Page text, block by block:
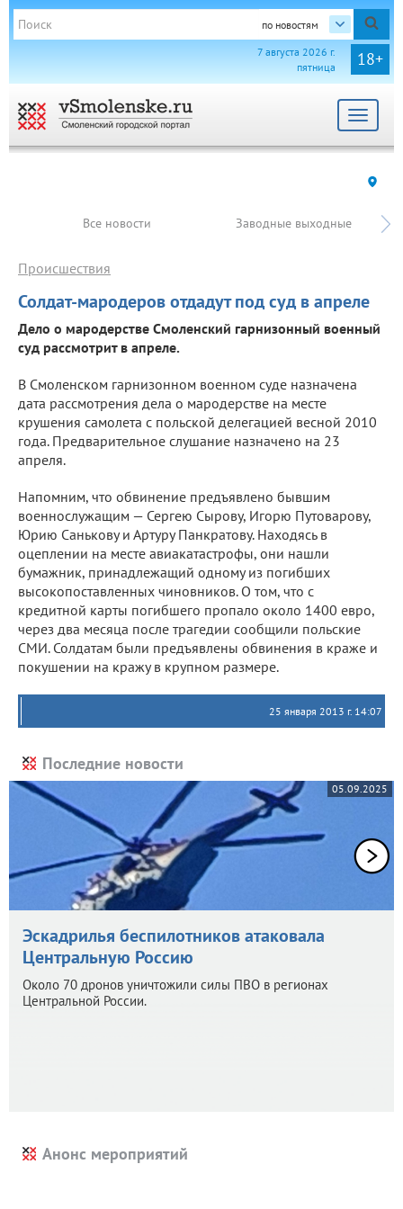
по новостям
18+
7 августа 2026 г.
пятница
Toggle
Все новости Заводные выходные
Солдат-мародеров отдадут под суд в апреле
Происшествия
Дело о мародерстве Смоленский гарнизонный военный
суд рассмотрит в апреле.
В Смоленском гарнизонном военном суде назначена
дата рассмотрения дела о мародерстве на месте
крушения самолета с польской делегацией весной 2010
года. Предварительное слушание назначено на 23
апреля.
Напомним, что обвинение предъявлено бывшим
военнослужащим — Сергею Сырову, Игорю Путоварову,
Юрию Санькову и Артуру Панкратову. Находясь в
оцеплении на месте авиакатастрофы, они нашли
бумажник, принадлежащий одному из погибших
высокопоставленных чиновников. О том, что с
кредитной карты погибшего пропало около 1400 евро,
через два месяца после трагедии сообщили польские
СМИ. Солдатам были предъявлены обвинения в краже и
покушении на кражу в крупном размере.
25 января 2013 г. 14:07
Последние новости
05.09.2025
Эскадрилья беспилотников атаковала
Центральную Россию
Около 70 дронов уничтожили силы ПВО в регионах
Центральной России.
Анонс мероприятий